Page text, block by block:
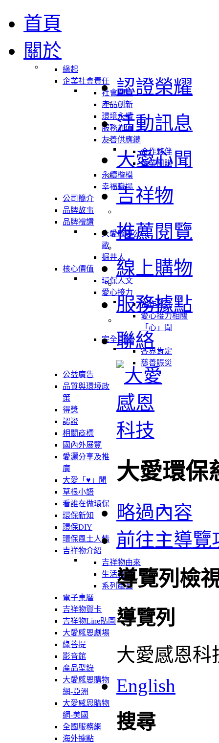
首頁
關於
緣起
企業社會責任
社會關懷
產品創新
環境永續
服務加值
友善供應鏈
合作夥伴
企業團購
永續楷模
幸福職場
公司簡介
品牌故事
品牌禮讚
大愛感恩公司
歌
掘井人
核心價值
環保人文
愛心接力
合作夥伴
愛心接力相關
「心」聞
完全回饋
各界肯定
慈善賑災
公益廣告
品質與環境政
策
認證榮耀
得獎
認證
相關商標
活動訊息
國內外展覽
愛灑分享及推
廣
大愛心聞
大愛「♥」聞
草根小語
看誰在做環保
環保新知
環保DIY
環保風土人情
吉祥物
吉祥物介紹
吉祥物由來
生活軌跡
系列產品
電子桌曆
吉祥物賀卡
吉祥物Line貼圖
大愛感恩劇場
推薦閱覽
綠菩提
影音館
產品型錄
線上購物
大愛感恩購物
網-亞洲
大愛感恩購物
網-美國
服務據點
全國服務網
海外據點
聯絡
大愛環保
略過內容
前往主導覽
導覽列檢
導覽列
大愛感恩科
English
搜尋